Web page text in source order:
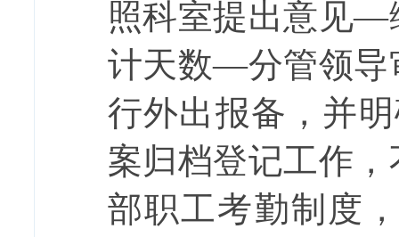
照科室提出意见—
计天数—分管领导
行外出报备，并
案归档登记工作
部职工考勤制度